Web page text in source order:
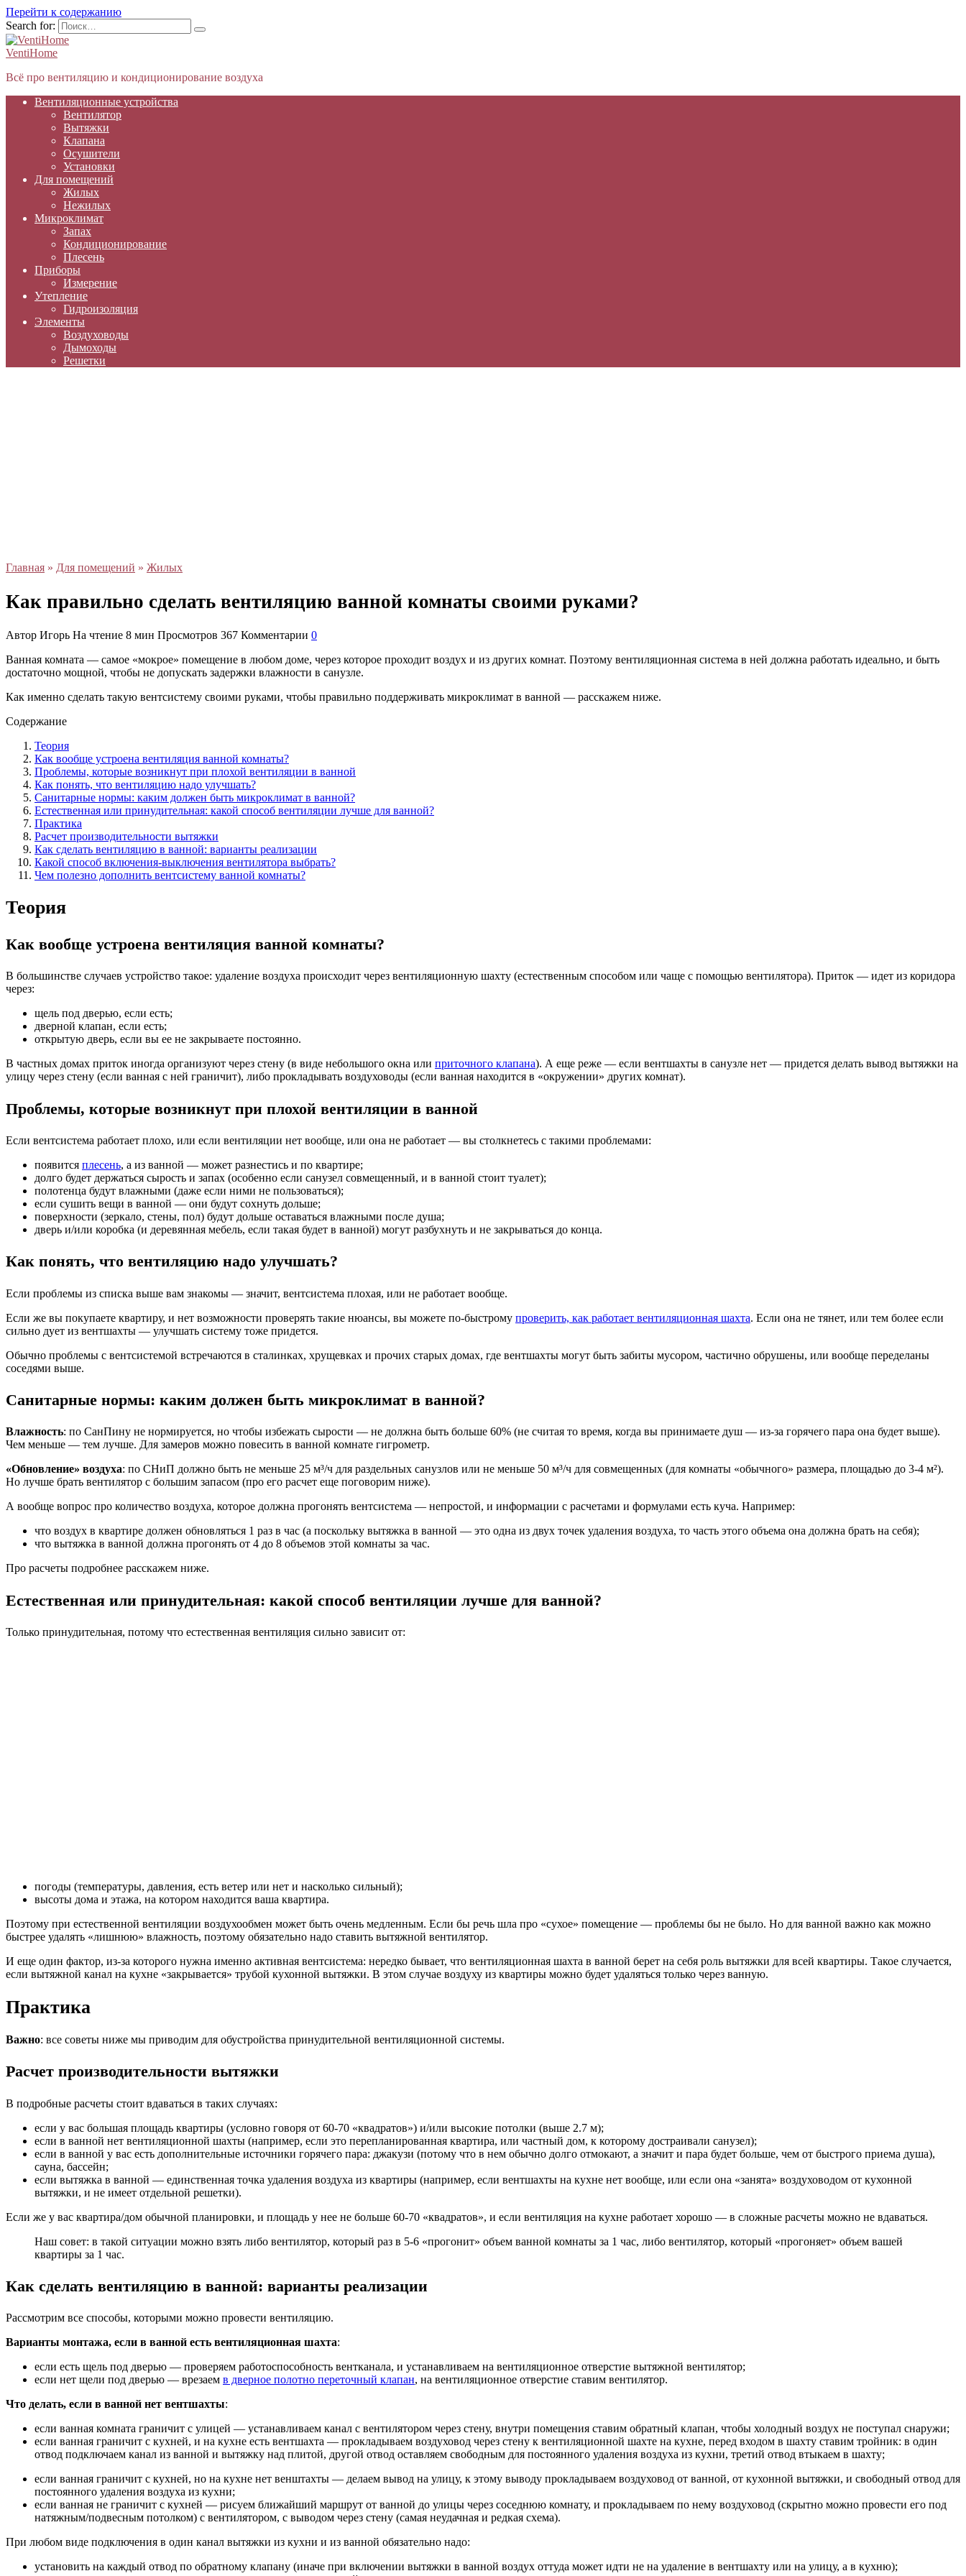
Перейти к содержанию
Search for:
VentiHome
Всё про вентиляцию и кондиционирование воздуха
Вентиляционные устройства
Вентилятор
Вытяжки
Клапана
Осушители
Установки
Для помещений
Жилых
Нежилых
Микроклимат
Запах
Кондиционирование
Плесень
Приборы
Измерение
Утепление
Гидроизоляция
Элементы
Воздуховоды
Дымоходы
Решетки
Главная » Для помещений » Жилых
Как правильно сделать вентиляцию ванной комнаты своими руками?
Автор Игорь На чтение 8 мин Просмотров 367 Комментарии 0
Ванная комната — самое «мокрое» помещение в любом доме, через которое проходит воздух и из других комнат. Поэтому вентиляционная система в ней должна работать идеально, и быть
достаточно мощной, чтобы не допускать задержки влажности в санузле.
Как именно сделать такую вентсистему своими руками, чтобы правильно поддерживать микроклимат в ванной — расскажем ниже.
Содержание
Теория
Как вообще устроена вентиляция ванной комнаты?
Проблемы, которые возникнут при плохой вентиляции в ванной
Как понять, что вентиляцию надо улучшать?
Санитарные нормы: каким должен быть микроклимат в ванной?
Естественная или принудительная: какой способ вентиляции лучше для ванной?
Практика
Расчет производительности вытяжки
Как сделать вентиляцию в ванной: варианты реализации
Какой способ включения-выключения вентилятора выбрать?
Чем полезно дополнить вентсистему ванной комнаты?
Теория
Как вообще устроена вентиляция ванной комнаты?
В большинстве случаев устройство такое: удаление воздуха происходит через вентиляционную шахту (естественным способом или чаще с помощью вентилятора). Приток — идет из коридора
через:
щель под дверью, если есть;
дверной клапан, если есть;
открытую дверь, если вы ее не закрываете постоянно.
В частных домах приток иногда организуют через стену (в виде небольшого окна или приточного клапана). А еще реже — если вентшахты в санузле нет — придется делать вывод вытяжки на
улицу через стену (если ванная с ней граничит), либо прокладывать воздуховоды (если ванная находится в «окружении» других комнат).
Проблемы, которые возникнут при плохой вентиляции в ванной
Если вентсистема работает плохо, или если вентиляции нет вообще, или она не работает — вы столкнетесь с такими проблемами:
появится плесень, а из ванной — может разнестись и по квартире;
долго будет держаться сырость и запах (особенно если санузел совмещенный, и в ванной стоит туалет);
полотенца будут влажными (даже если ними не пользоваться);
если сушить вещи в ванной — они будут сохнуть дольше;
поверхности (зеркало, стены, пол) будут дольше оставаться влажными после душа;
дверь и/или коробка (и деревянная мебель, если такая будет в ванной) могут разбухнуть и не закрываться до конца.
Как понять, что вентиляцию надо улучшать?
Если проблемы из списка выше вам знакомы — значит, вентсистема плохая, или не работает вообще.
Если же вы покупаете квартиру, и нет возможности проверять такие нюансы, вы можете по-быстрому проверить, как работает вентиляционная шахта. Если она не тянет, или тем более если
сильно дует из вентшахты — улучшать систему тоже придется.
Обычно проблемы с вентсистемой встречаются в сталинках, хрущевках и прочих старых домах, где вентшахты могут быть забиты мусором, частично обрушены, или вообще переделаны
соседями выше.
Санитарные нормы: каким должен быть микроклимат в ванной?
Влажность: по СанПину не нормируется, но чтобы избежать сырости — не должна быть больше 60% (не считая то время, когда вы принимаете душ — из-за горячего пара она будет выше).
Чем меньше — тем лучше. Для замеров можно повесить в ванной комнате гигрометр.
«Обновление» воздуха: по СНиП должно быть не меньше 25 м³/ч для раздельных санузлов или не меньше 50 м³/ч для совмещенных (для комнаты «обычного» размера, площадью до 3-4 м²).
Но лучше брать вентилятор с большим запасом (про его расчет еще поговорим ниже).
А вообще вопрос про количество воздуха, которое должна прогонять вентсистема — непростой, и информации с расчетами и формулами есть куча. Например:
что воздух в квартире должен обновляться 1 раз в час (а поскольку вытяжка в ванной — это одна из двух точек удаления воздуха, то часть этого объема она должна брать на себя);
что вытяжка в ванной должна прогонять от 4 до 8 объемов этой комнаты за час.
Про расчеты подробнее расскажем ниже.
Естественная или принудительная: какой способ вентиляции лучше для ванной?
Только принудительная, потому что естественная вентиляция сильно зависит от:
погоды (температуры, давления, есть ветер или нет и насколько сильный);
высоты дома и этажа, на котором находится ваша квартира.
Поэтому при естественной вентиляции воздухообмен может быть очень медленным. Если бы речь шла про «сухое» помещение — проблемы бы не было. Но для ванной важно как можно
быстрее удалять «лишнюю» влажность, поэтому обязательно надо ставить вытяжной вентилятор.
И еще один фактор, из-за которого нужна именно активная вентсистема: нередко бывает, что вентиляционная шахта в ванной берет на себя роль вытяжки для всей квартиры. Такое случается,
если вытяжной канал на кухне «закрывается» трубой кухонной вытяжки. В этом случае воздуху из квартиры можно будет удаляться только через ванную.
Практика
Важно: все советы ниже мы приводим для обустройства принудительной вентиляционной системы.
Расчет производительности вытяжки
В подробные расчеты стоит вдаваться в таких случаях:
если у вас большая площадь квартиры (условно говоря от 60-70 «квадратов») и/или высокие потолки (выше 2.7 м);
если в ванной нет вентиляционной шахты (например, если это перепланированная квартира, или частный дом, к которому достраивали санузел);
если в ванной у вас есть дополнительные источники горячего пара: джакузи (потому что в нем обычно долго отмокают, а значит и пара будет больше, чем от быстрого приема душа),
сауна, бассейн;
если вытяжка в ванной — единственная точка удаления воздуха из квартиры (например, если вентшахты на кухне нет вообще, или если она «занята» воздуховодом от кухонной
вытяжки, и не имеет отдельной решетки).
Если же у вас квартира/дом обычной планировки, и площадь у нее не больше 60-70 «квадратов», и если вентиляция на кухне работает хорошо — в сложные расчеты можно не вдаваться.
Наш совет: в такой ситуации можно взять либо вентилятор, который раз в 5-6 «прогонит» объем ванной комнаты за 1 час, либо вентилятор, который «прогоняет» объем вашей
квартиры за 1 час.
Как сделать вентиляцию в ванной: варианты реализации
Рассмотрим все способы, которыми можно провести вентиляцию.
Варианты монтажа, если в ванной есть вентиляционная шахта:
если есть щель под дверью — проверяем работоспособность вентканала, и устанавливаем на вентиляционное отверстие вытяжной вентилятор;
если нет щели под дверью — врезаем в дверное полотно переточный клапан, на вентиляционное отверстие ставим вентилятор.
Что делать, если в ванной нет вентшахты:
если ванная комната граничит с улицей — устанавливаем канал с вентилятором через стену, внутри помещения ставим обратный клапан, чтобы холодный воздух не поступал снаружи;
если ванная граничит с кухней, и на кухне есть вентшахта — прокладываем воздуховод через стену к вентиляционной шахте на кухне, перед входом в шахту ставим тройник: в один
отвод подключаем канал из ванной и вытяжку над плитой, другой отвод оставляем свободным для постоянного удаления воздуха из кухни, третий отвод втыкаем в шахту;
если ванная граничит с кухней, но на кухне нет венштахты — делаем вывод на улицу, к этому выводу прокладываем воздуховод от ванной, от кухонной вытяжки, и свободный отвод для
постоянного удаления воздуха из кухни;
если ванная не граничит с кухней — рисуем ближайший маршрут от ванной до улицы через соседнюю комнату, и прокладываем по нему воздуховод (скрытно можно провести его под
натяжным/подвесным потолком) с вентилятором, с выводом через стену (самая неудачная и редкая схема).
При любом виде подключения в один канал вытяжки из кухни и из ванной обязательно надо:
установить на каждый отвод по обратному клапану (иначе при включении вытяжки в ванной воздух оттуда может идти не на удаление в вентшахту или на улицу, а в кухню);